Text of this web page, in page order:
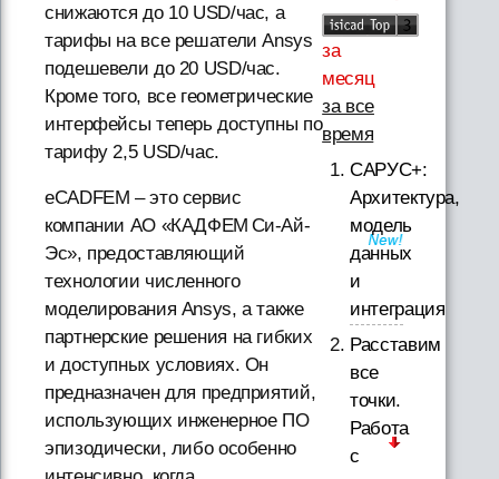
снижаются до 10 USD/час, а
тарифы на все решатели Ansys
подешевели до 20 USD/час.
Кроме того, все геометрические
интерфейсы теперь доступны по
тарифу 2,5 USD/час.
eCADFEM – это сервис
компании АО «КАДФЕМ Си-Ай-
Эс», предоставляющий
технологии численного
моделирования Ansys, а также
партнерские решения на гибких
и доступных условиях. Он
предназначен для предприятий,
использующих инженерное ПО
эпизодически, либо особенно
за
месяц
за все
время
САРУС+:
Архитектура,
модель
данных
и
интеграция
Расставим
все
точки.
Работа
с